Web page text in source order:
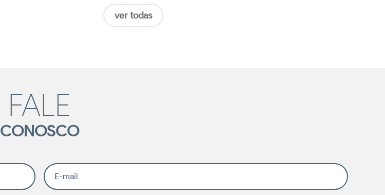
ver todas
FALE
CONOSCO
E-mail